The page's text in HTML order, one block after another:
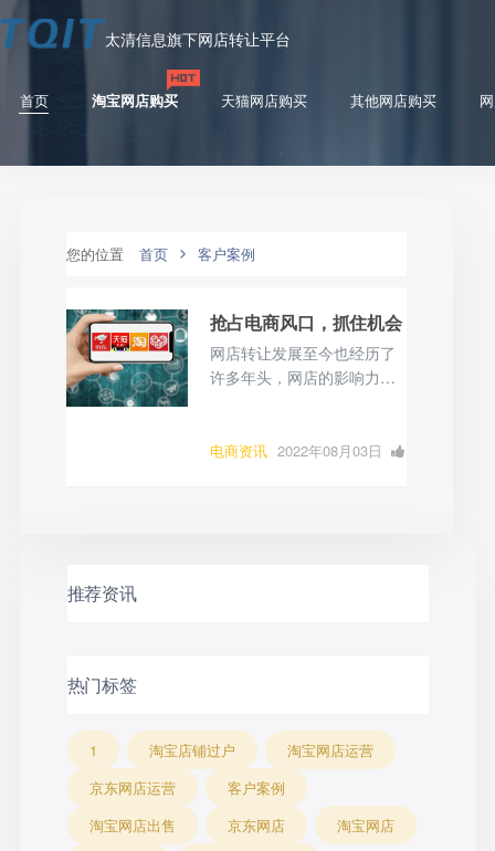
太清信息旗下网店转让平台
首页 淘宝网店购买 天猫网店购买 其他网店购买
您的位置 首页 客户案例
抢占电商风口，抓住机会
网店转让发展至今也经历了
许多年头，网店的影响力早
像开始时那般容易，不少人
电商资讯 2022年08月03日
推荐资讯
热门标签
1 淘宝店铺过户
淘宝网店运营
京东网店运营
客户案例
淘宝网店出售
京东网店
淘宝网店